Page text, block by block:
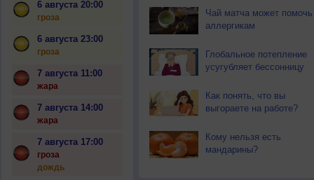
6 августа 20:00
гроза
6 августа 23:00
гроза
7 августа 11:00
жара
7 августа 14:00
жара
7 августа 17:00
гроза
дождь
Чай матча может помочь
аллергикам
Глобальное потепление
усугубляет бессонницу
Как понять, что вы
выгораете на работе?
Кому нельзя есть
мандарины?